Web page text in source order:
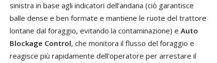
sinistra in base agli indicatori dell’andana (ciò garantisce
balle dense e ben formate e mantiene le ruote del trattore
lontane dal foraggio, evitando la contaminazione) e Auto
Blockage Control, che monitora il flusso del foraggio e
reagisce più rapidamente dell’operatore per arrestare il